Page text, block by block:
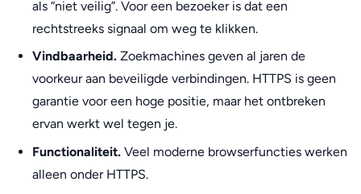
als “niet veilig”. Voor een bezoeker is dat een
rechtstreeks signaal om weg te klikken.
Vindbaarheid. Zoekmachines geven al jaren de
voorkeur aan beveiligde verbindingen. HTTPS is geen
garantie voor een hoge positie, maar het ontbreken
ervan werkt wel tegen je.
Functionaliteit. Veel moderne browserfuncties werken
alleen onder HTTPS.